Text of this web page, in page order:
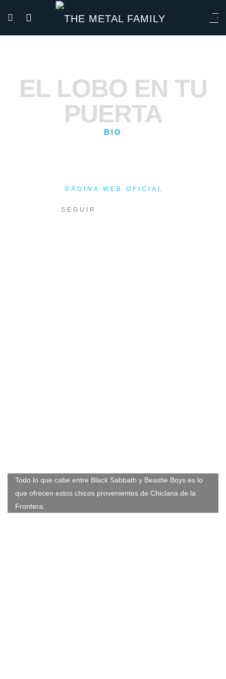
EL LOBO EN TU
PUERTA
BIO
PÁGINA WEB OFICIAL
SEGUIR
Todo lo que cabe entre Black Sabbath y Beastie Boys es lo
que ofrecen estos chicos provenientes de Chiclana de la
Frontera.